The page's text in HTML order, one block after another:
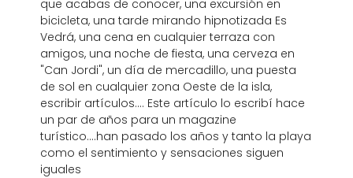
que acabas de conocer, una excursión en
bicicleta, una tarde mirando hipnotizada Es
Vedrá, una cena en cualquier terraza con
amigos, una noche de fiesta, una cerveza en
"Can Jordi", un día de mercadillo, una puesta
de sol en cualquier zona Oeste de la isla,
escribir artículos.... Este artículo lo escribí hace
un par de años para un magazine
turístico....han pasado los años y tanto la playa
como el sentimiento y sensaciones siguen
iguales